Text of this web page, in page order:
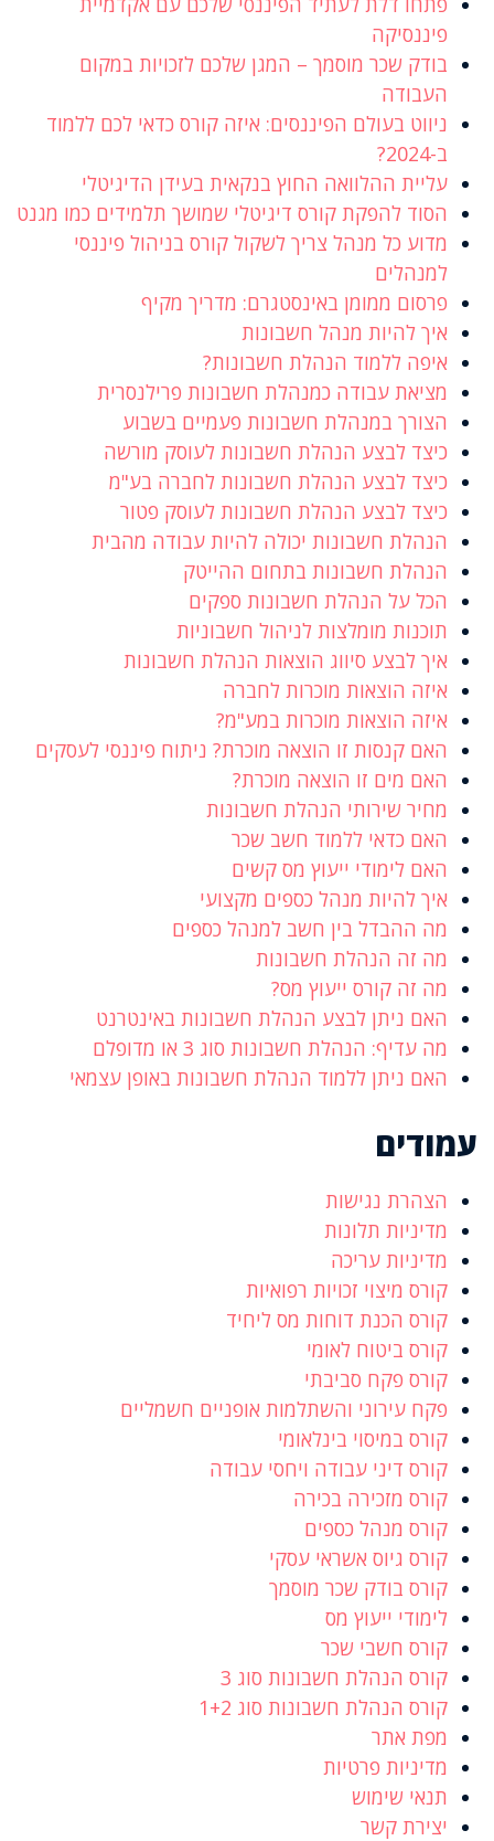
פיננסיקה
בודק שכר מוסמך – המגן שלכם לזכויות במקום
העבודה
ניווט בעולם הפיננסים: איזה קורס כדאי לכם ללמוד
ב-2024?
עליית ההלוואה החוץ בנקאית בעידן הדיגיטלי
הסוד להפקת קורס דיגיטלי שמושך תלמידים כמו מגנט
מדוע כל מנהל צריך לשקול קורס בניהול פיננסי
למנהלים
פרסום ממומן באינסטגרם: מדריך מקיף
איך להיות מנהל חשבונות
איפה ללמוד הנהלת חשבונות?
מציאת עבודה כמנהלת חשבונות פרילנסרית
הצורך במנהלת חשבונות פעמיים בשבוע
כיצד לבצע הנהלת חשבונות לעוסק מורשה
כיצד לבצע הנהלת חשבונות לחברה בע"מ
כיצד לבצע הנהלת חשבונות לעוסק פטור
הנהלת חשבונות יכולה להיות עבודה מהבית
הנהלת חשבונות בתחום ההייטק
הכל על הנהלת חשבונות ספקים
תוכנות מומלצות לניהול חשבוניות
איך לבצע סיווג הוצאות הנהלת חשבונות
איזה הוצאות מוכרות לחברה
איזה הוצאות מוכרות במע"מ?
האם קנסות זו הוצאה מוכרת? ניתוח פיננסי לעסקים
האם מים זו הוצאה מוכרת?
מחיר שירותי הנהלת חשבונות
האם כדאי ללמוד חשב שכר
האם לימודי ייעוץ מס קשים
איך להיות מנהל כספים מקצועי
מה ההבדל בין חשב למנהל כספים
מה זה הנהלת חשבונות
מה זה קורס ייעוץ מס?
האם ניתן לבצע הנהלת חשבונות באינטרנט
מה עדיף: הנהלת חשבונות סוג 3 או מדופלם
האם ניתן ללמוד הנהלת חשבונות באופן עצמאי
עמודים
הצהרת נגישות
מדיניות תלונות
מדיניות עריכה
קורס מיצוי זכויות רפואיות
קורס הכנת דוחות מס ליחיד
קורס ביטוח לאומי
קורס פקח סביבתי
פקח עירוני והשתלמות אופניים חשמליים
קורס במיסוי בינלאומי
קורס דיני עבודה ויחסי עבודה
קורס מזכירה בכירה
קורס מנהל כספים
קורס גיוס אשראי עסקי
קורס בודק שכר מוסמך
לימודי ייעוץ מס
קורס חשבי שכר
קורס הנהלת חשבונות סוג 3
קורס הנהלת חשבונות סוג 1+2
מפת אתר
מדיניות פרטיות
תנאי שימוש
יצירת קשר